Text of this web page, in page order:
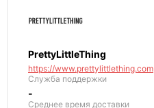
PrettyLittleThing
https://www.prettylittlething.com
Служба поддержки
-
Среднее время доставки